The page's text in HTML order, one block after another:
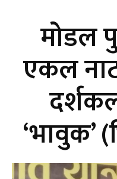
मोडल
एकल
‘भावुक’